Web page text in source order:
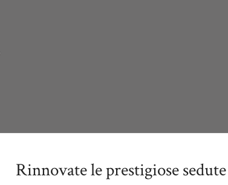
Rinnovate le prestigiose sedute